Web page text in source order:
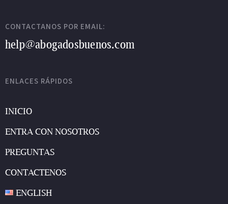
CONTACTANOS POR EMAIL:
help@abogadosbuenos.com
ENLACES RÁPIDOS
INICIO
ENTRA CON NOSOTROS
PREGUNTAS
CONTACTENOS
ENGLISH